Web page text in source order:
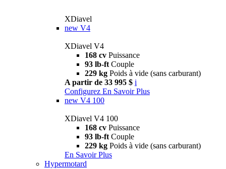
XDiavel
new V4
XDiavel V4
168 cv Puissance
93 lb-ft Couple
229 kg Poids à vide (sans carburant)
A partir de 33 995 $ i
Configurez En Savoir Plus
new V4 100
XDiavel V4 100
168 cv Puissance
93 lb-ft Couple
229 kg Poids à vide (sans carburant)
En Savoir Plus
Hypermotard